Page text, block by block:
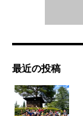
最近の投稿